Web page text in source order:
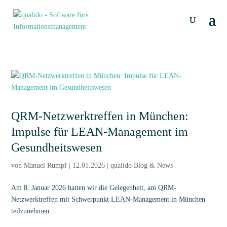
QRM-Netzwerktreffen in München:
Impulse für LEAN-Management im
Gesundheitswesen
vonManuel Rumpf 12.01.2026 |qualido Blog & News
Am 8. Januar 2026 hatten wir die Gelegenheit, am QRM-
Netzwerktreffen mit Schwerpunkt LEAN-Management in München
teilzunehmen.